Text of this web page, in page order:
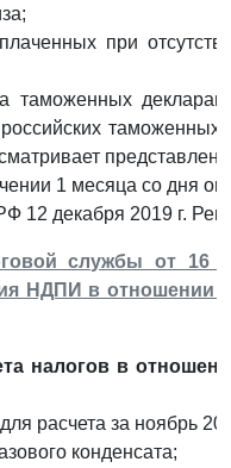
при
таможенных
1 месяца со дня
12 декабря 2019 г.
службы от 16
НДПИ в отношении
налогов в
расчета за ноябрь
конденсата;